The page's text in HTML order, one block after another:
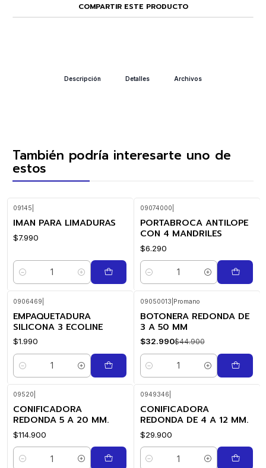
COMPARTIR ESTE PRODUCTO
Descripción Detalles Archivos
También podría interesarte uno de
estos
09145
IMAN PARA LIMADURAS
$7.990
Cantidad
09074000
PORTABROCA ANTILOPE
CON 4 MANDRILES
$6.290
Cantidad
0906469
EMPAQUETADURA
SILICONA 3 ECOLINE
$1.990
Cantidad
-27%
OFF
09050013 Promano
BOTONERA REDONDA DE
3 A 50 MM
$32.990$44.900
Cantidad
09520
CONIFICADORA
REDONDA 5 A 20 MM.
$114.900
Cantidad
0949346
CONIFICADORA
REDONDA DE 4 A 12 MM.
$29.900
Cantidad